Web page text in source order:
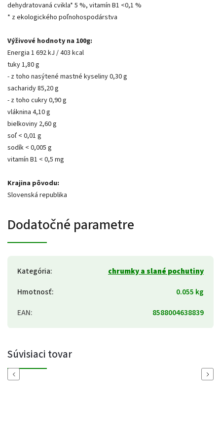
dehydratovaná cvikla* 5 %, vitamín B1 <0,1 %
* z ekologického poľnohospodárstva
Výživové hodnoty na 100g:
Energia 1 692 kJ / 403 kcal
tuky 1,80 g
- z toho nasýtené mastné kyseliny 0,30 g
sacharidy 85,20 g
- z toho cukry 0,90 g
vláknina 4,10 g
bielkoviny 2,60 g
soľ < 0,01 g
sodík < 0,005 g
vitamín B1 < 0,5 mg
Krajina pôvodu:
Slovenská republika
Dodatočné parametre
Kategória:
chrumky a slané pochutiny
Hmotnosť:
0.055 kg
EAN: 8588004638839
Súvisiaci tovar
Previous Next